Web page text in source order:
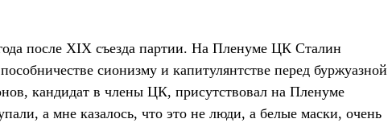
после XIX съезда партии. На Пленуме ЦК Сталин
сионизму и капитулянтстве перед буржуазной
кандидат в члены ЦК, присутствовал на Пленуме
а мне казалось, что это не люди, а белые маски, очень